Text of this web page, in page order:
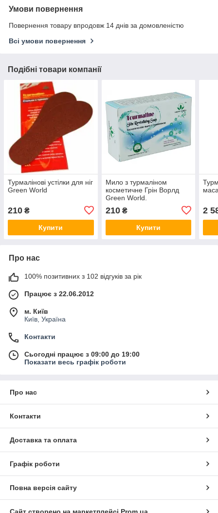
Умови повернення
Повернення товару впродовж 14 днів за домовленістю
Всі умови повернення
Подібні товари компанії
Турмалінові устілки для ніг
Green World
210 ₴
Купити
Мило з турмаліном
косметичне Грін Ворлд
Green World.
210₴
Купити
2
Про нас
100% позитивних з 102 відгуків за рік
Працює з 22.06.2012
м. Київ
Київ, Україна
Контакти
Сьогодні працює з 09:00 до 19:00
Показати весь графік роботи
Про нас
Контакти
Доставка та оплата
Графік роботи
Повна версія сайту